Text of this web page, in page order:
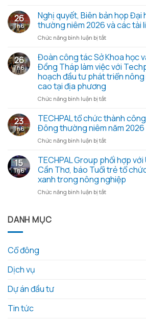
Group
đồng
hành
cùng
dịch
Mùa
hè
xanh
–
yêu
thương
từ
những
gạo
nghĩa
tình
26
Th6
Nghị quyết, Biên bản họp Đại
thường niêm 2026 và các tài
Chức năng bình luận bị tắtở
quyết,
Biên
bản
họp
hội
cổ
đông
thường
niêm
và
các
tài
liệu
kèm
26
Th6
Đoàn công tác Sở Khoa học
Đồng Tháp làm việc với
hoạch đầu tư phát triển
cao tại địa phương
Chức năng bình luận bị tắtở
công
tác
Sở
Khoa
và
Công
nghệ
tỉnh
Đồng
23
Th6
TECHPAL tổ chức thành
Đông thường niêm năm 2026
Chức năng bình luận bị tắtở
tổ
chức
thành
công
Đại
15
Th6
TECHPAL Group phối hợp
Cần Thơ, báo Tuổi trẻ tổ
xanh trong nông nghiệp
Chức năng bình luận bị tắtở
DANH MỤC
Cổ đông
Dịch vụ
Dự án đầu tư
Tin tức